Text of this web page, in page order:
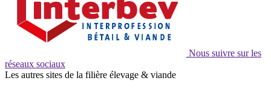
Nous suivre sur les
réseaux sociaux
Les autres sites de la filière élevage & viande